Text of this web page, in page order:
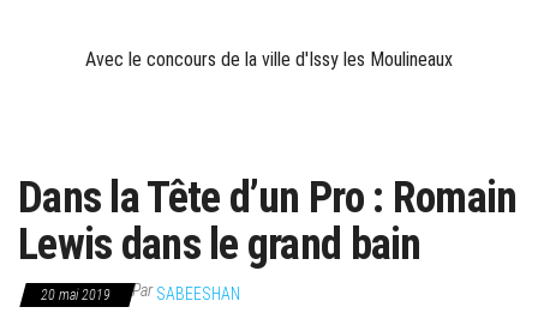
Isséenne –
Avec le concours de la ville d'Issy les Moulineaux
Dans la Tête d’un Pro : Romain
Lewis dans le grand bain
20 mai 2019 ParSABEESHAN